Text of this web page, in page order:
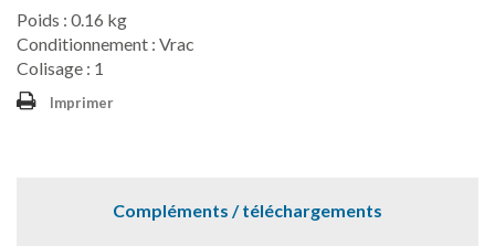
Poids : 0.16 kg
Conditionnement : Vrac
Colisage : 1
Imprimer
Compléments / téléchargements